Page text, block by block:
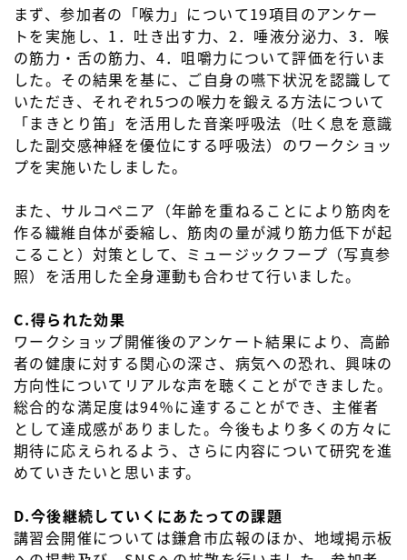
まず、参加者の「喉力」について19項目のアンケー
トを実施し、1．吐き出す力、2．唾液分泌力、3．喉
の筋力・舌の筋力、4．咀嚼力について評価を行いま
した。その結果を基に、ご自身の嚥下状況を認識して
いただき、それぞれ5つの喉力を鍛える方法について
「まきとり笛」を活用した音楽呼吸法（吐く息を意識
した副交感神経を優位にする呼吸法）のワークショッ
プを実施いたしました。
また、サルコペニア（年齢を重ねることにより筋肉を
作る繊維自体が委縮し、筋肉の量が減り筋力低下が起
こること）対策として、ミュージックフープ（写真参
照）を活用した全身運動も合わせて行いました。
C.得られた効果
ワークショップ開催後のアンケート結果により、高齢
者の健康に対する関心の深さ、病気への恐れ、興味の
方向性についてリアルな声を聴くことができました。
総合的な満足度は94％に達することができ、主催者
として達成感がありました。今後もより多くの方々に
期待に応えられるよう、さらに内容について研究を進
めていきたいと思います。
D.今後継続していくにあたっての課題
講習会開催については鎌倉市広報のほか、地域掲示板